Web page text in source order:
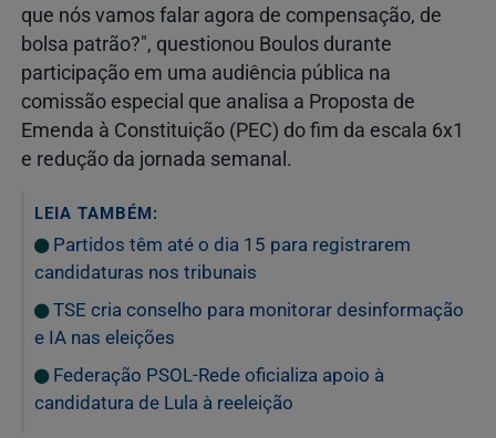
que nós vamos falar agora de compensação, de
bolsa patrão?", questionou Boulos durante
participação em uma audiência pública na
comissão especial que analisa a Proposta de
Emenda à Constituição (PEC) do fim da escala 6x1
e redução da jornada semanal.
LEIA TAMBÉM:
Partidos têm até o dia 15 para registrarem
candidaturas nos tribunais
TSE cria conselho para monitorar desinformação
e IA nas eleições
Federação PSOL-Rede oficializa apoio à
candidatura de Lula à reeleição